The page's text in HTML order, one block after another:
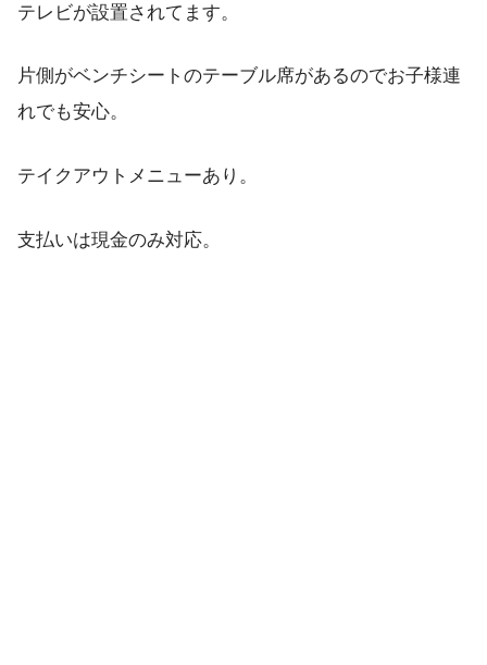
テレビが設置されてます。
片側がベンチシートのテーブル席があるのでお子様連
れでも安心。
テイクアウトメニューあり。
支払いは現金のみ対応。